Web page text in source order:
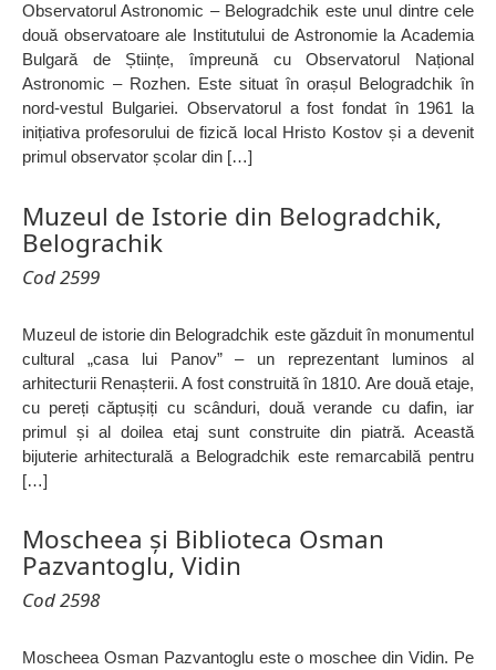
Observatorul Astronomic – Belogradchik este unul dintre cele
două observatoare ale Institutului de Astronomie la Academia
Bulgară de Științe, împreună cu Observatorul Național
Astronomic – Rozhen. Este situat în orașul Belogradchik în
nord-vestul Bulgariei. Observatorul a fost fondat în 1961 la
inițiativa profesorului de fizică local Hristo Kostov și a devenit
primul observator școlar din […]
Muzeul de Istorie din Belogradchik,
Belograchik
Cod 2599
Muzeul de istorie din Belogradchik este găzduit în monumentul
cultural „casa lui Panov” – un reprezentant luminos al
arhitecturii Renașterii. A fost construită în 1810. Are două etaje,
cu pereți căptușiți cu scânduri, două verande cu dafin, iar
primul și al doilea etaj sunt construite din piatră. Această
bijuterie arhitecturală a Belogradchik este remarcabilă pentru
[…]
Moscheea și Biblioteca Osman
Pazvantoglu, Vidin
Cod 2598
Moscheea Osman Pazvantoglu este o moschee din Vidin. Pe